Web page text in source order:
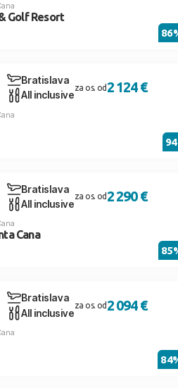
Golf Resort
Bratislava
All inclusive
za os. od 2 124 €
Cana
Bratislava
All inclusive
za os. od 2 290 €
Bratislava
All inclusive
za os. od 2 094 €